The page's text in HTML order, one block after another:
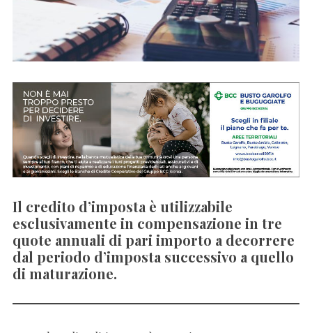
Il credito d’imposta è utilizzabile
esclusivamente in compensazione in tre
quote annuali di pari importo a decorrere
dal periodo d’imposta successivo a quello
di maturazione.